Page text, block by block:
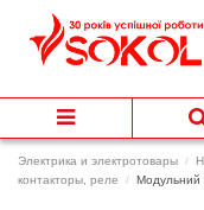
Электрика и электротовары
контакторы, реле
Модульний